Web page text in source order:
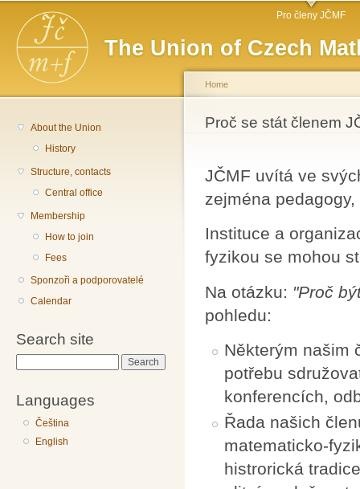
The Union of Czech
Main menu Pro členy JČMF
About the Union
History
Structure, contacts
Central office
Membership
How to join
Fees
Sponzoři a podporovatelé
Calendar
Search site
Languages
Čeština
English
You are here
Home
Proč se stát členem
JČMF uvítá ve
zejména
Instituce a
fyzikou se mohou
Na otázku: "Proč
pohledu:
Některým našim
potřebu
konferencích,
Řada našich
matematicko-
histrorická